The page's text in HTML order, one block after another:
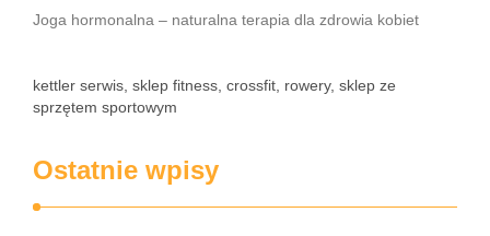
Joga hormonalna – naturalna terapia dla zdrowia kobiet
kettler serwis, sklep fitness, crossfit, rowery, sklep ze
sprzętem sportowym
Ostatnie wpisy